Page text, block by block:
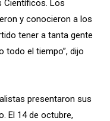
Científicos. Los
y conocieron a los
tener a tanta gente
todo el tiempo”, dijo
presentaron sus
El 14 de octubre,